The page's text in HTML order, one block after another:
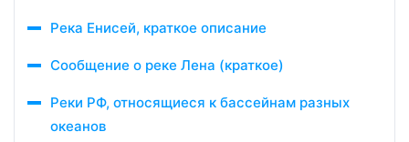
Река Енисей, краткое описание
Сообщение о реке Лена (краткое)
Реки РФ, относящиеся к бассейнам разных
океанов